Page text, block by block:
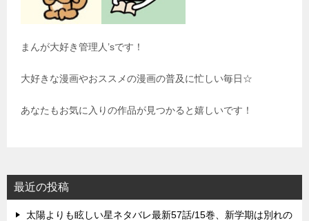
まんが大好き管理人’sです！
大好きな漫画やおススメの漫画の普及に忙しい毎日☆
あなたもお気に入りの作品が見つかると嬉しいです！
最近の投稿
太陽よりも眩しい星ネタバレ最新57話/15巻、新学期は別れの